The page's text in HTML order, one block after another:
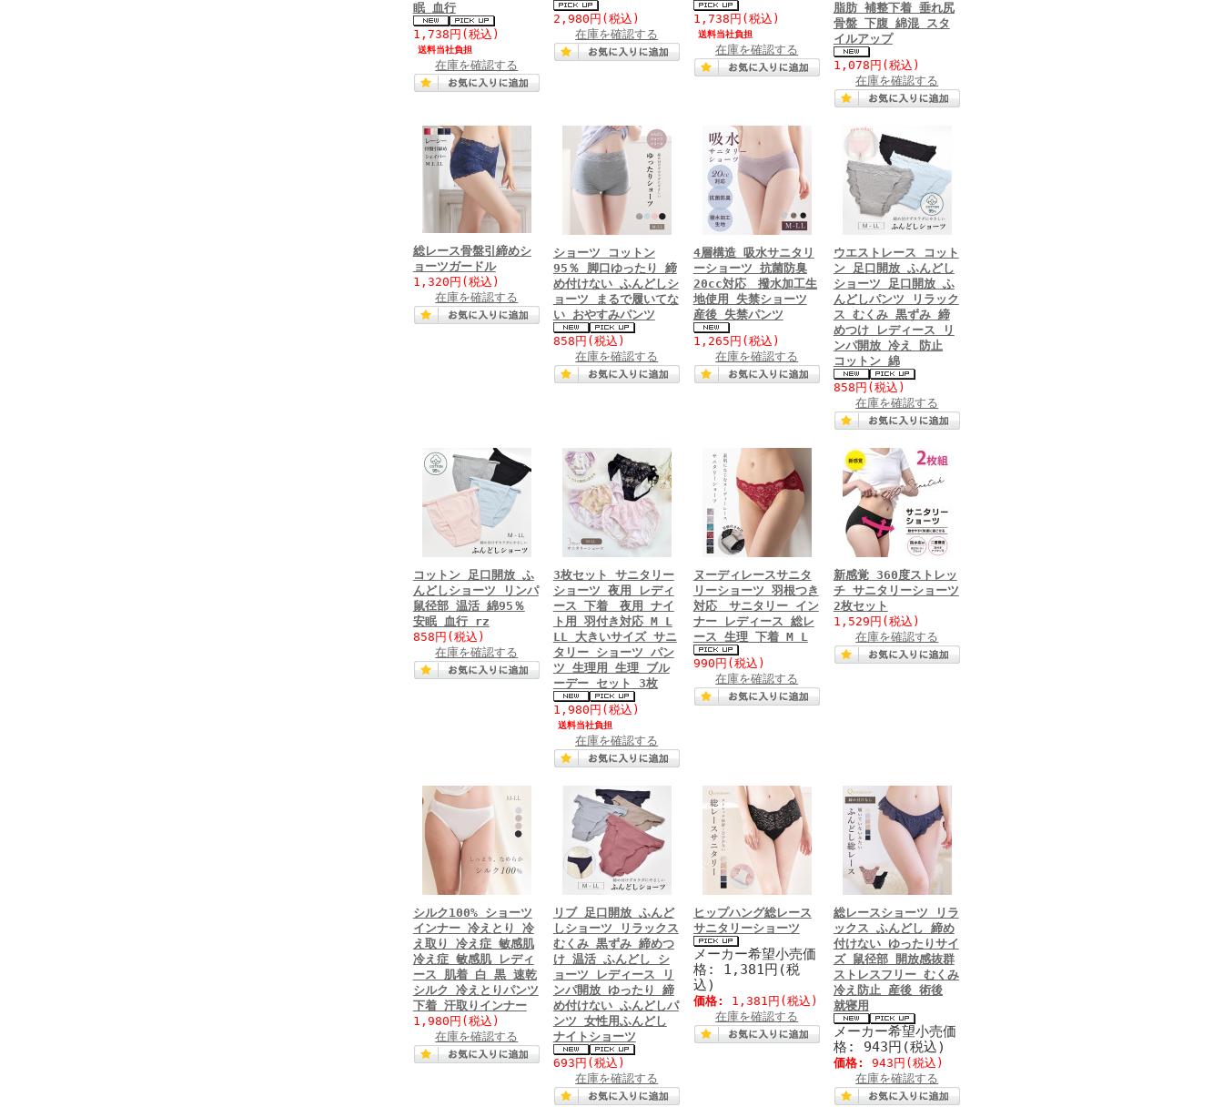
眠 血行
1,738円 (税込)
送料当社負担
在庫を確認する
2,980円 (税込)
在庫を確認する
1,738円 (税込)
送料当社負担
在庫を確認する
脂肪 補整下着 垂れ尻
骨盤 下腹 綿混 スタ
イルアップ
1,078円 (税込)
在庫を確認する
総レース骨盤引締めシ
ョーツガードル
1,320円 (税込)
在庫を確認する
ショーツ コットン
95％ 脚口ゆったり 締
め付けない ふんどしシ
ョーツ まるで履いてな
い おやすみパンツ
858円 (税込)
在庫を確認する
4層構造 吸水サニタリ
ーショーツ 抗菌防臭
20cc対応 撥水加工生
地使用 失禁ショーツ
産後 失禁パンツ
1,265円 (税込)
在庫を確認する
ウエストレース コット
ン 足口開放 ふんどし
ショーツ 足口開放 ふ
んどしパンツ リラック
ス むくみ 黒ずみ 締
めつけ レディース リ
ンパ開放 冷え 防止
コットン 綿
858円 (税込)
在庫を確認する
コットン 足口開放 ふ
んどしショーツ リンパ
鼠径部 温活 綿95％
安眠 血行 rz
858円 (税込)
在庫を確認する
3枚セット サニタリー
ショーツ 夜用 レディ
ース 下着 夜用 ナイ
ト用 羽付き対応 M L
LL 大きいサイズ サニ
タリー ショーツ パン
ツ 生理用 生理 ブル
ーデー セット 3枚
1,980円 (税込)
送料当社負担
在庫を確認する
ヌーディレースサニタ
リーショーツ 羽根つき
対応 サニタリー イン
ナー レディース 総レ
ース 生理 下着 M L
990円 (税込)
在庫を確認する
新感覚 360度ストレッ
チ サニタリーショーツ
2枚セット
1,529円 (税込)
在庫を確認する
シルク100% ショーツ
インナー 冷えとり 冷
え取り 冷え症 敏感肌
冷え症 敏感肌 レディ
ース 肌着 白 黒 速乾
シルク 冷えとりパンツ
下着 汗取りインナー
1,980円 (税込)
在庫を確認する
リブ 足口開放 ふんど
しショーツ リラックス
むくみ 黒ずみ 締めつ
け 温活 ふんどし シ
ョーツ レディース リ
ンパ開放 ゆったり 締
め付けない ふんどしパ
ンツ 女性用ふんどし
ナイトショーツ
693円 (税込)
在庫を確認する
ヒップハング総レース
サニタリーショーツ
メーカー希望小売価
格: 1,381円(税
込)
価格: 1,381円 (税込)
在庫を確認する
総レースショーツ リラ
ックス ふんどし 締め
付けない ゆったりサイ
ズ 鼠径部 開放感抜群
ストレスフリー むくみ
冷え防止 産後 術後
就寝用
メーカー希望小売価
格: 943円(税込)
価格: 943円 (税込)
在庫を確認する